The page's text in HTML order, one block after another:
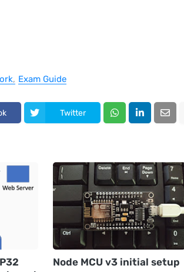
Exam Guide
Twitter
Node MCU v3 initial setup